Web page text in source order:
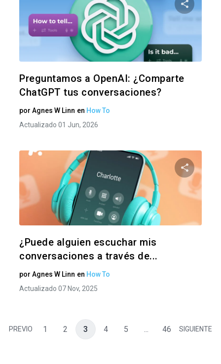
Preguntamos a OpenAI: ¿Comparte
ChatGPT tus conversaciones?
por Agnes W Linn en How To
Actualizado 01 Jun, 2026
¿Puede alguien escuchar mis
conversaciones a través de...
por Agnes W Linn en How To
Actualizado 07 Nov, 2025
PREVIO 1 2 3 4 5 ... 46 SIGUIENTE